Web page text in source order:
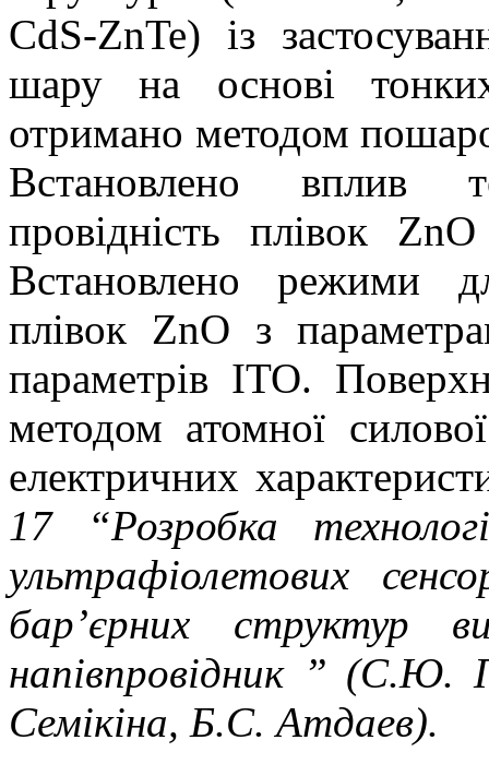
CdS-ZnTe) із
шару на основі
отримано методом
Встановлено вплив
провідність плівок
Встановлено режими
плівок ZnO з
параметрів ITO.
методом атомної
електричних
17 “Розробка
ультрафіолетових
бар’єрних структур
напівпровідник ”
Семікіна, Б.С. Атдаев).